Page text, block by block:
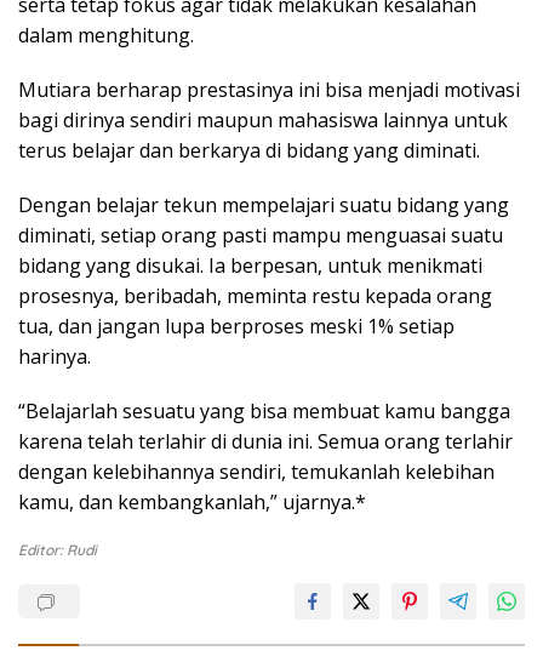
dalam menghitung.
Mutiara berharap prestasinya ini bisa menjadi motivasi
bagi dirinya sendiri maupun mahasiswa lainnya untuk
terus belajar dan berkarya di bidang yang diminati.
Dengan belajar tekun mempelajari suatu bidang yang
diminati, setiap orang pasti mampu menguasai suatu
bidang yang disukai. Ia berpesan, untuk menikmati
prosesnya, beribadah, meminta restu kepada orang
tua, dan jangan lupa berproses meski 1% setiap
harinya.
“Belajarlah sesuatu yang bisa membuat kamu bangga
karena telah terlahir di dunia ini. Semua orang terlahir
dengan kelebihannya sendiri, temukanlah kelebihan
kamu, dan kembangkanlah,” ujarnya.*
Editor: Rudi